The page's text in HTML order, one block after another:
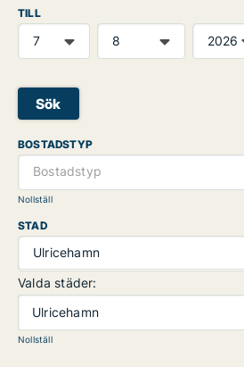
TILL
Sök
BOSTADSTYP
Bostadstyp
Nollställ
STAD
Ulricehamn
Valda städer:
Ulricehamn
Nollställ